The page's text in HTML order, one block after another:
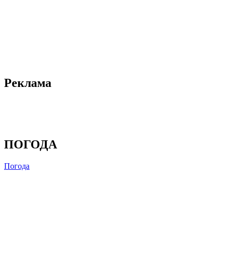
Реклама
ПОГОДА
Погода